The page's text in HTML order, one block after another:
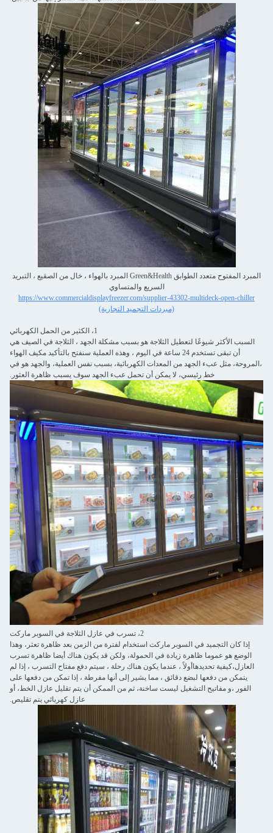
المبرد المفتوح متعدد الطوابق Green&Health المبرد بالهواء ، خال من الصقيع ، التبريد
السريع والمتساوي
https://www.commercialdisplayfreezer.com/supplier-43302-multideck-open-chiller
(مبردات التجميد التجارية)
1، الكثير من الحمل الكهربائي
السبب الأكثر شيوعًا لتعطيل الثلاجة هو بسبب مشكلة الجهد ، الثلاجة في الصيف هي
أن تبقى تستخدم 24 ساعة في اليوم ، وهذه العملية سنفتح بالتأكيد مكيف الهواء
،المروحة، مثل عبء الجهد من المعدات الكهربائية، بسبب نفس العملية، والجهد هو في
خط رئيسي، لا يمكن أن تحمل عبء الجهد سوف يسبب ظاهرة العثور.
2، تسرب في عازل الثلاجة في السوبر ماركت
إذا كان التجميد في السوبر ماركت استخدام لفترة من الزمن بعد ظاهرة تعثر، وهذا
الوضع هو عموما ظاهرة زيادة في الحمولة، ولكن قد يكون هناك أيضا ظاهرة تسرب
العازل،كيفية تحديدهاأولاً ، عندما يكون هناك رحلة ، سيتم دفع مفتاح التسرب ، إذا لم
يتمكن من دفعها لبضع دقائق ، مما يشير إلى أنها مفرطة ، إذا تمكن من دفعها على
الفور ،و مفاتيح التشغيل ليست ساخنة، ثم من الممكن أن يتم تقليل عازل الخط، أو
عازل كهربائي يتم تقليص.